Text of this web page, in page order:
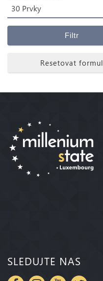
30 Prvky
Filtr
Resetovat formul
SLEDUJTE NAS